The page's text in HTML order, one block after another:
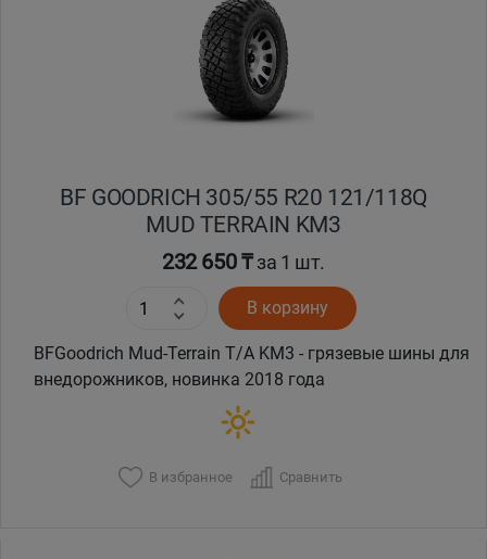
BF GOODRICH 305/55 R20 121/118Q
MUD TERRAIN KM3
232 650 ₸за 1 шт.
В корзину
BFGoodrich Mud-Terrain T/A KM3 - грязевые шины для
внедорожников, новинка 2018 года
В избранное Сравнить
Павлодар
Талдыкорган